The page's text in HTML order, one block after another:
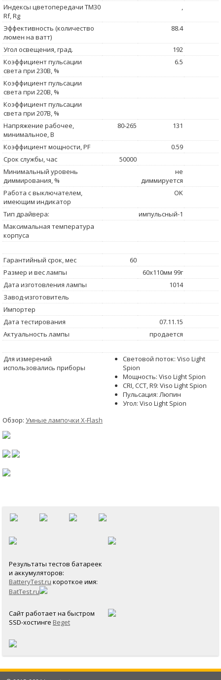
Индексы цветопередачи TM30
Rf, Rg
,
Эффективность (количество
люмен на ватт)
88.4
Угол освещения, град.
192
Коэффициент пульсации
света при 230В, %
6.5
Коэффициент пульсации
света при 220В, %
Коэффициент пульсации
света при 207В, %
Напряжение рабочее,
минимальное, В
80-265 131
Коэффициент мощности, PF
0.59
Срок службы, час
50000
Минимальный уровень
диммирования, %
не
диммируется
Работа с выключателем,
имеющим индикатор
OK
Тип драйвера:
импульсный-1
Максимальная температура
корпуса
Гарантийный срок, мес
60
Размер и вес лампы
60x110мм 99г
Дата изготовления лампы
1014
Завод-изготовитель
Импортер
Дата тестирования
07.11.15
Актуальность лампы
продается
Для измерений
использовались приборы
Световой поток: Viso Light
Spion
Мощность: Viso Light Spion
CRI, CCT, R9: Viso Light Spion
Пульсация: Люпин
Угол: Viso Light Spion
Обзор: Умные лампочки X-Flash
Результаты тестов батареек
и аккумуляторов:
BatteryTest.ru короткое имя:
BatTest.ru
Сайт работает на быстром
SSD-хостинге Beget